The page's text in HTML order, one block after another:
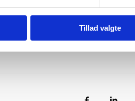
Tillad valgte
ESG